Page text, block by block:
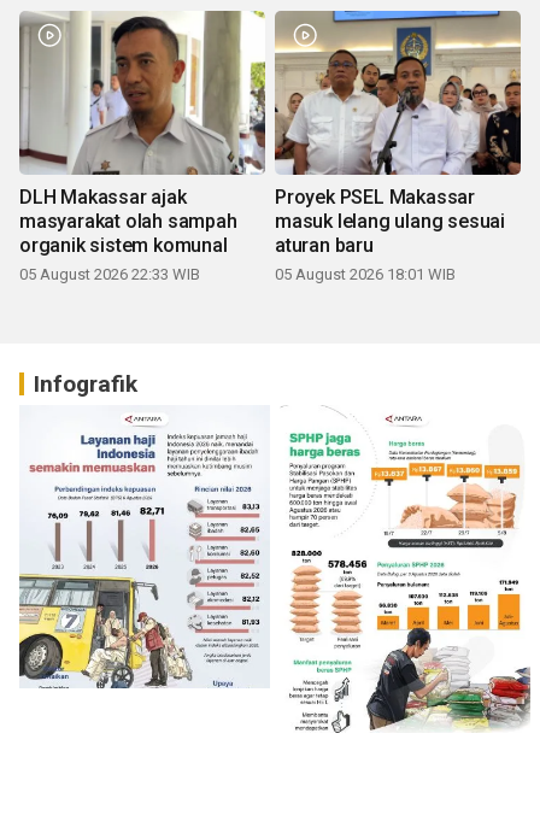
DLH Makassar ajak
masyarakat olah sampah
organik sistem komunal
05 August 2026 22:33 WIB
Proyek PSEL Makassar
masuk lelang ulang sesuai
aturan baru
05 August 2026 18:01 WIB
Infografik